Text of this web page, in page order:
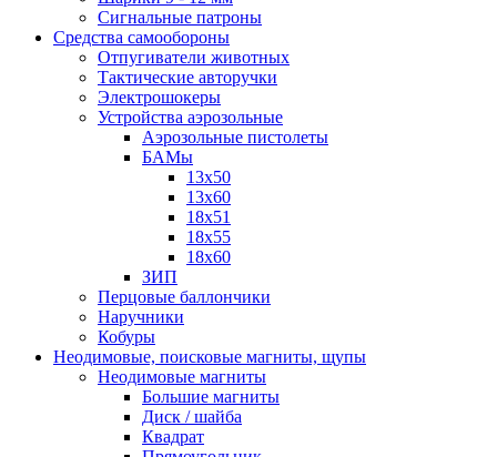
Сигнальные патроны
Средства самообороны
Отпугиватели животных
Тактические авторучки
Электрошокеры
Устройства аэрозольные
Аэрозольные пистолеты
БАМы
13х50
13х60
18х51
18х55
18х60
ЗИП
Перцовые баллончики
Наручники
Кобуры
Неодимовые, поисковые магниты, щупы
Неодимовые магниты
Большие магниты
Диск / шайба
Квадрат